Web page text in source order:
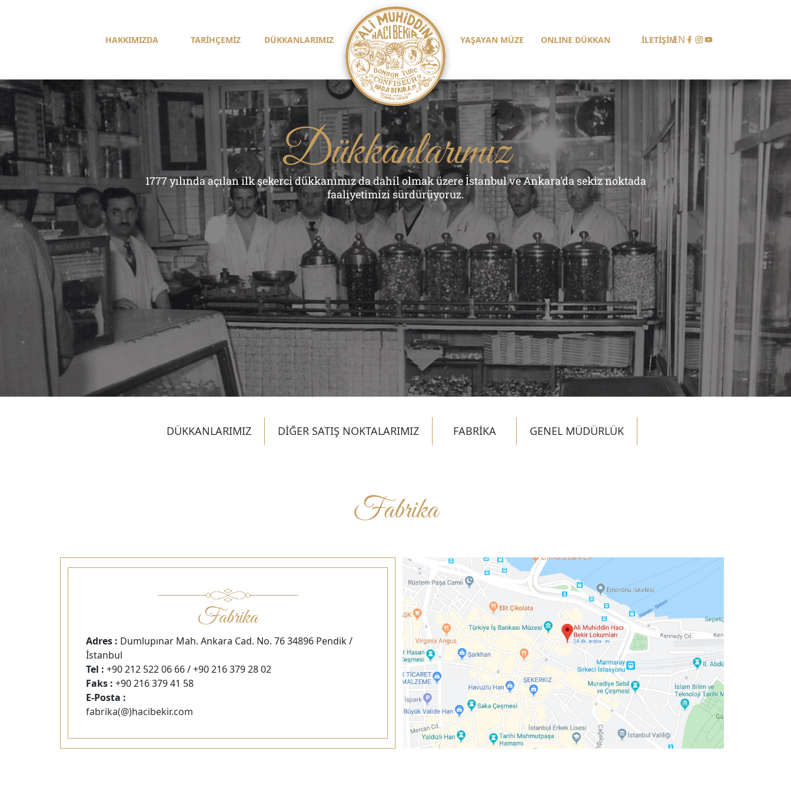
HAKKIMIZDA TARİHÇEMİZ DÜKKANLARIMIZ YAŞAYAN MÜZE ONLINE DÜKKAN İLETİŞİMEN
Dükkanlarımız
1777 yılında açılan ilk şekerci dükkanımız da dahil olmak üzere İstanbul ve Ankara'da sekiz noktada
faaliyetimizi sürdürüyoruz.
DÜKKANLARIMIZ DİĞER SATIŞ NOKTALARIMIZ FABRİKA GENEL MÜDÜRLÜK
Fabrika
Fabrika
Adres : Dumlupınar Mah. Ankara Cad. No. 76 34896 Pendik /
İstanbul
Tel : +90 212 522 06 66 / +90 216 379 28 02
Faks : +90 216 379 41 58
E-Posta :
fabrika(@)hacibekir.com